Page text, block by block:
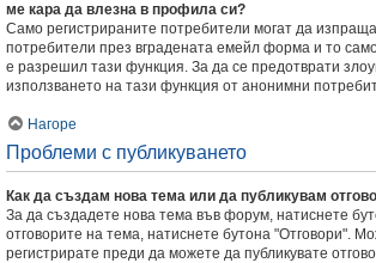
ме кара да влезна в профила си?
Само регистрираните потребители могат да
потребители през вградената емейл форма и то
е разрешил тази функция. За да се предотврати
използването на тази функция от анонимни
Нагоре
Проблеми с публикуването
Как да създам нова тема или да публикувам
За да създадете нова тема във форум, натиснете
отговорите на тема, натиснете бутона "Отговори".
регистрирате преди да можете да публикувате